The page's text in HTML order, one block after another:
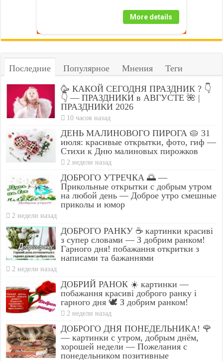
More details
Последние Популярное Мнения Теги
🥳 КАКОЙ СЕГОДНЯ ПРАЗДНИК ? 👇
👇 — ПРАЗДНИКИ в АВГУСТЕ 🌺 |
ПРАЗДНИКИ 2026
10 часов назад
ДЕНЬ МАЛИНОВОГО ПИРОГА 🥧 31
июля: красивые открытки, фото, гиф —
Стихи к Дню малиновых пирожков
2 недели назад
ДОБРОГО УТРЕЧКА 🌅 —
Прикольные открытки с добрым утром
на любой день — Доброе утро смешные
приколы и юмор
2 недели назад
ДОБРОГО РАНКУ ☕ картинки красиві
з супер словами — З добрим ранком!
Гарного дня! побажання откритки з
написами та бажаннями
2 недели назад
ДОБРИЙ РАНОК ☀️ картинки —
побажання красиві доброго ранку і
гарного дня 🕊️ З добрим ранком!
2 недели назад
ДОБРОГО ДНЯ ПОНЕДЕЛЬНИКА! 🌹
— картинки с утром, добрым днём,
хорошей недели — Пожелания с
понедельником позитивные